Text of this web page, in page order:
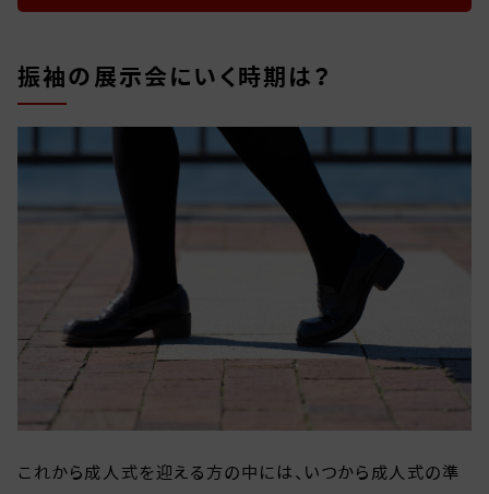
振袖の展示会にいく時期は？
これから成人式を迎える方の中には、いつから成人式の準